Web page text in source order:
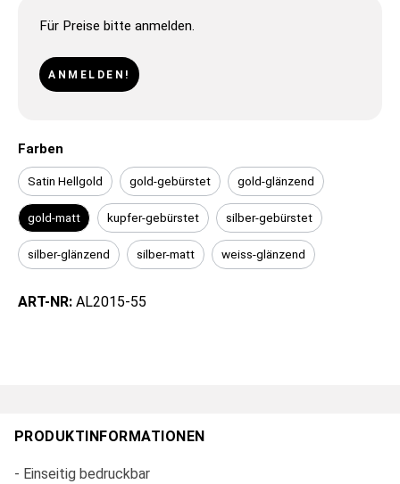
Für Preise bitte anmelden.
ANMELDEN!
Farben
Satin Hellgold gold-gebürstet gold-glänzend
gold-matt kupfer-gebürstet silber-gebürstet
silber-glänzend silber-matt weiss-glänzend
ART-NR: AL2015-55
PRODUKTINFORMATIONEN
- Einseitig bedruckbar